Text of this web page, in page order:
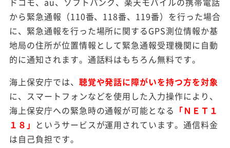
から緊急通報（110番、118番、119番）を行った場合
に、緊急通報を行った場所に関するGPS測位情報か基
地局の住所が位置情報として緊急通報受理機関に自動
的に通知されます。通話料はもちろん無料です。
海上保安庁では、 聴覚や発話に障がいを持つ方を対象
に、スマートフォンなどを使用した入力操作により、
海上保安庁への緊急時の通報が可能となる 「ＮＥＴ１
１８」 というサービスが運用されています。通信料金
は自己負担です。